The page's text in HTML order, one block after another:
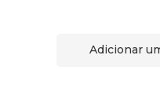
Adicionar